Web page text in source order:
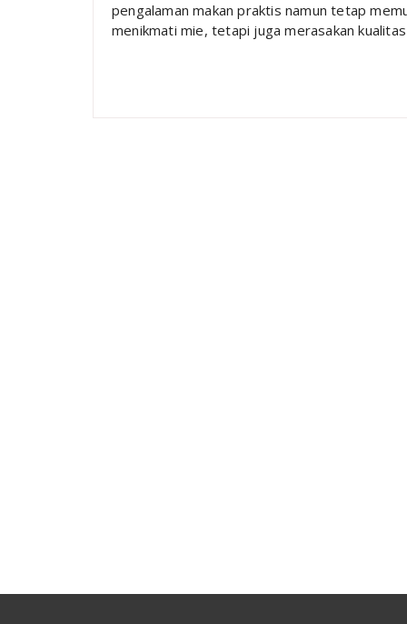
pengalaman makan praktis namun tetap
menikmati mie, tetapi juga merasakan